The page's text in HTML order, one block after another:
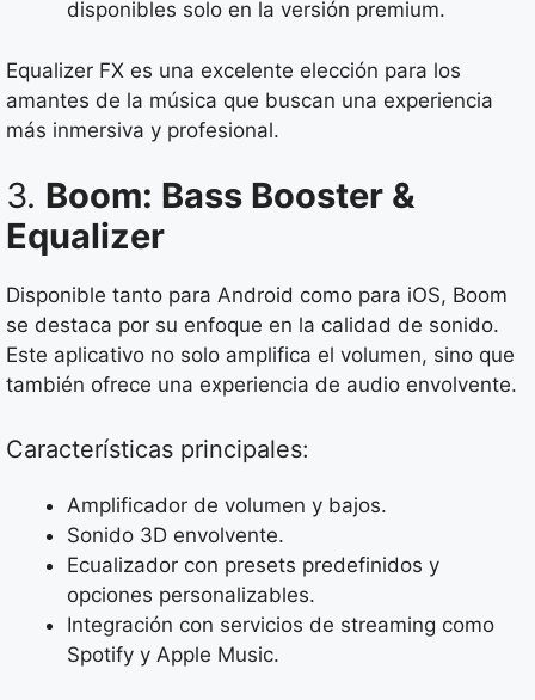
disponibles solo en la versión premium.
Equalizer FX es una excelente elección para los
amantes de la música que buscan una experiencia
más inmersiva y profesional.
3. Boom: Bass Booster &
Equalizer
Disponible tanto para Android como para iOS, Boom
se destaca por su enfoque en la calidad de sonido.
Este aplicativo no solo amplifica el volumen, sino que
también ofrece una experiencia de audio envolvente.
Características principales:
Amplificador de volumen y bajos.
Sonido 3D envolvente.
Ecualizador con presets predefinidos y
opciones personalizables.
Integración con servicios de streaming como
Spotify y Apple Music.